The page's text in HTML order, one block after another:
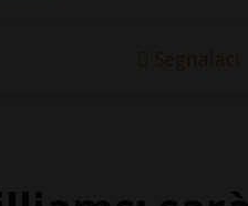
Segnalaci